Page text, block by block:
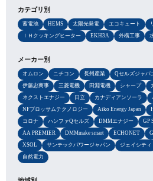
カテゴリ別
蓄電池 HEMS 太陽光発電 エコキュート
ＩＨクッキングヒーター
EKH3A 外構工事
メーカー別
オムロン ニチコン 長州産業 Qセルズジャパ
伊藤忠商事
三菱電機 田淵電機 シャープ
ネクストエナジー
日立 カナディアンソーラ
NFブロッサムテクノロジー
Aiko Energy Japan
コロナ
ハンファQセルズ DMMエナジー GP
AA PREMIER
DMMmake smart ECHONET
XSOL
サンテックパワージャパン ジェイシティ
自然電力